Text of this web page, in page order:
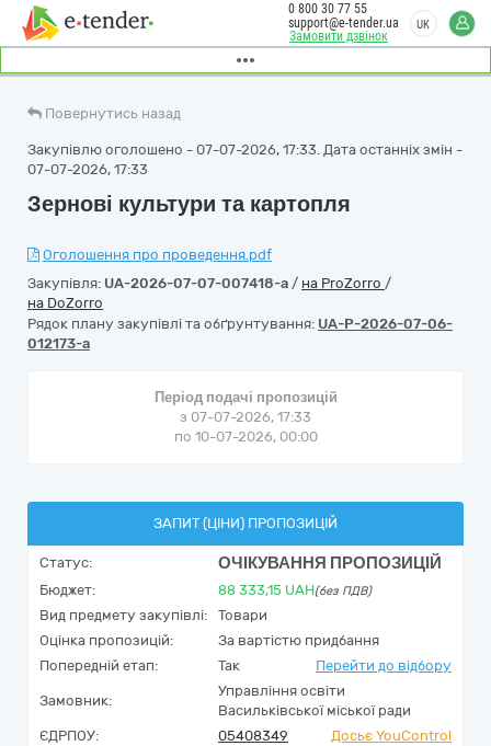
Замовити дзвінок
0 800 30 77 55
support@e-tender.ua
UK
Повернутись назад
Закупівлю оголошено - 07-07-2026, 17:33. Дата останніх змін -
07-07-2026, 17:33
Зернові культури та картопля
Оголошення про проведення.pdf
Закупівля: UA-2026-07-07-007418-a / на ProZorro /
на DoZorro
Рядок плану закупівлі та обґрунтування: UA-P-2026-07-06-
012173-a
Період подачі пропозицій
з 07-07-2026, 17:33
по 10-07-2026, 00:00
ЗАПИТ (ЦІНИ) ПРОПОЗИЦІЙ
Статус: ОЧІКУВАННЯ ПРОПОЗИЦІЙ
Бюджет: 88 333,15 UAH(без ПДВ)
Вид предмету закупівлі:
Товари
Оцінка пропозицій:
За вартістю придбання
Попередній етап:
Так Перейти до відбору
Замовник:
Управління освіти
Васильківської міської ради
ЄДРПОУ:
05408349
Досьє YouControl